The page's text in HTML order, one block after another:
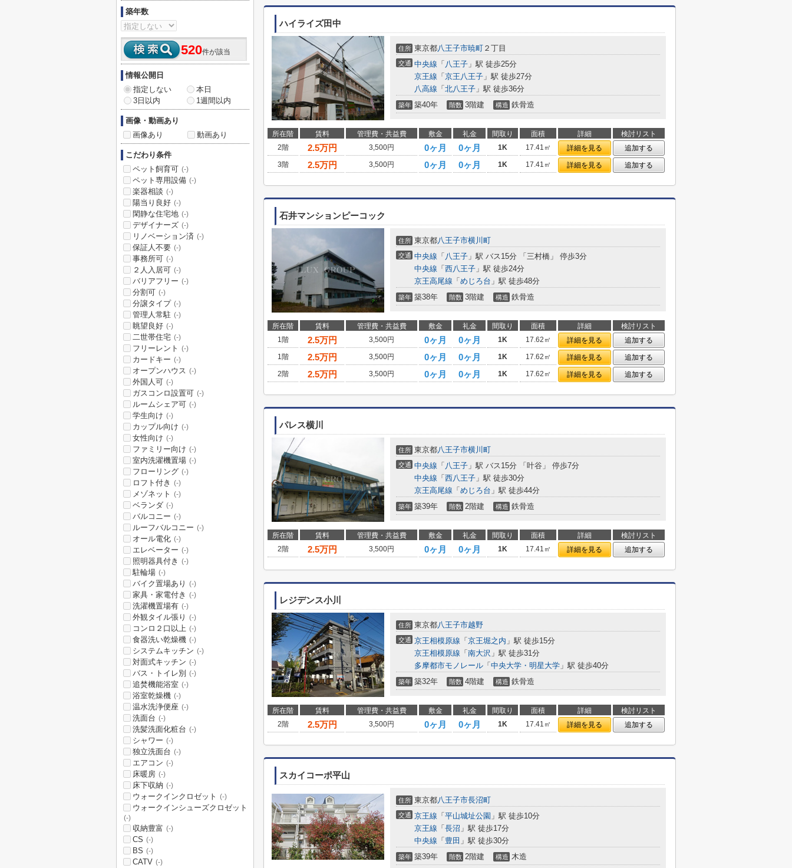
ハイライズ田中
住所 東京都八王子市暁町 ２丁目
交通 中央線 「 八王子 」駅 徒歩25分
京王線 「 京王八王子 」駅 徒歩27分
八高線 「 北八王子 」駅 徒歩36分
築年 築40年 階数 3階建 構造 鉄骨造
所在階 賃料 管理費・共益費 敷金 礼金 間取り 面積 詳細
検討リスト
2階
2.5万円 3,500円 0ヶ月 0ヶ月 1K 17.41㎡ 詳細を見る
追加する
3階
2.5万円 3,500円 0ヶ月 0ヶ月 1K 17.41㎡ 詳細を見る 追加する
石井マンションピーコック
住所 東京都八王子市横川町
交通 中央線 「 八王子 」駅 バス15分 「三村橋」 停歩3分
中央線 「 西八王子 」駅 徒歩24分
京王高尾線 「 めじろ台 」駅 徒歩48分
築年 築38年 階数 3階建 構造 鉄骨造
所在階 賃料 管理費・共益費 敷金 礼金 間取り 面積 詳細
検討リスト
1階
2.5万円 3,500円 0ヶ月 0ヶ月 1K 17.62㎡ 詳細を見る
追加する
1階
2.5万円 3,500円 0ヶ月 0ヶ月 1K 17.62㎡ 詳細を見る
追加する
2階
2.5万円 3,500円 0ヶ月 0ヶ月 1K 17.62㎡ 詳細を見る 追加する
パレス横川
住所 東京都八王子市横川町
交通 中央線 「 八王子 」駅 バス15分 「叶谷」 停歩7分
中央線 「 西八王子 」駅 徒歩30分
京王高尾線 「 めじろ台 」駅 徒歩44分
築年 築39年 階数 2階建 構造 鉄骨造
所在階 賃料 管理費・共益費 敷金 礼金 間取り 面積 詳細
検討リスト
2階
2.5万円 3,500円 0ヶ月 0ヶ月 1K 17.41㎡ 詳細を見る 追加する
レジデンス小川
住所 東京都八王子市越野
交通 京王相模原線 「 京王堀之内 」駅 徒歩15分
京王相模原線 「 南大沢 」駅 徒歩31分
多摩都市モノレール 「 中央大学・明星大学 」駅 徒歩40分
築年 築32年 階数 4階建 構造 鉄骨造
所在階 賃料 管理費・共益費 敷金 礼金 間取り 面積 詳細
検討リスト
2階
2.5万円 3,500円 0ヶ月 0ヶ月 1K 17.41㎡ 詳細を見る 追加する
スカイコーポ平山
住所 東京都八王子市長沼町
交通 京王線 「 平山城址公園 」駅 徒歩10分
京王線 「 長沼 」駅 徒歩17分
中央線 「 豊田 」駅 徒歩30分
築年 築39年 階数 2階建 構造 木造
築年数
520件が該当
情報公開日
指定しない
本日
3日以内
1週間以内
画像・動画あり
画像あり
動画あり
こだわり条件
ペット飼育可 (-)
ペット専用設備 (-)
楽器相談 (-)
陽当り良好 (-)
閑静な住宅地 (-)
デザイナーズ (-)
リノベーション済 (-)
保証人不要 (-)
事務所可 (-)
２人入居可 (-)
バリアフリー (-)
分割可 (-)
分譲タイプ (-)
管理人常駐 (-)
眺望良好 (-)
二世帯住宅 (-)
フリーレント (-)
カードキー (-)
オープンハウス (-)
外国人可 (-)
ガスコンロ設置可 (-)
ルームシェア可 (-)
学生向け (-)
カップル向け (-)
女性向け (-)
ファミリー向け (-)
室内洗濯機置場 (-)
フローリング (-)
ロフト付き (-)
メゾネット (-)
ベランダ (-)
バルコニー (-)
ルーフバルコニー (-)
オール電化 (-)
エレベーター (-)
照明器具付き (-)
駐輪場 (-)
バイク置場あり (-)
家具・家電付き (-)
洗濯機置場有 (-)
外観タイル張り (-)
コンロ２口以上 (-)
食器洗い乾燥機 (-)
システムキッチン (-)
対面式キッチン (-)
バス・トイレ別 (-)
追焚機能浴室 (-)
浴室乾燥機 (-)
温水洗浄便座 (-)
洗面台 (-)
洗髪洗面化粧台 (-)
シャワー (-)
独立洗面台 (-)
エアコン (-)
床暖房 (-)
床下収納 (-)
ウォークインクロゼット (-)
ウォークインシューズクロゼット
(-)
収納豊富 (-)
CS (-)
BS (-)
CATV (-)